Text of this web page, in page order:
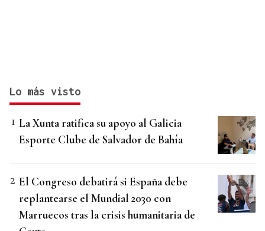
Lo más visto
La Xunta ratifica su apoyo al Galicia
Esporte Clube de Salvador de Bahía
El Congreso debatirá si España debe
replantearse el Mundial 2030 con
Marruecos tras la crisis humanitaria de